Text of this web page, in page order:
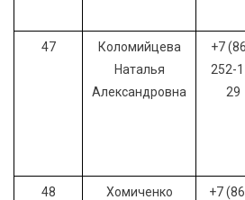
47
Коломийцева
Наталья
Александровна
+7
252-
29
48
Хомиченко
+7